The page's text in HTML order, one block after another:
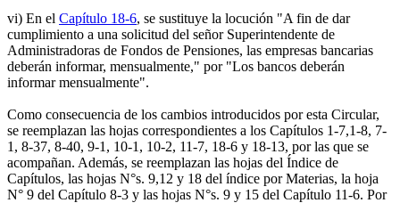
vi) En el Capítulo 18-6, se sustituye la locución "A fin de dar
cumplimiento a una solicitud del señor Superintendente de
Administradoras de Fondos de Pensiones, las empresas bancarias
deberán informar, mensualmente," por "Los bancos deberán
informar mensualmente".
Como consecuencia de los cambios introducidos por esta Circular,
se reemplazan las hojas correspondientes a los Capítulos 1-7,1-8, 7-
1, 8-37, 8-40, 9-1, 10-1, 10-2, 11-7, 18-6 y 18-13, por las que se
acompañan. Además, se reemplazan las hojas del Índice de
Capítulos, las hojas N°s. 9,12 y 18 del índice por Materias, la hoja
N° 9 del Capítulo 8-3 y las hojas N°s. 9 y 15 del Capítulo 11-6. Por